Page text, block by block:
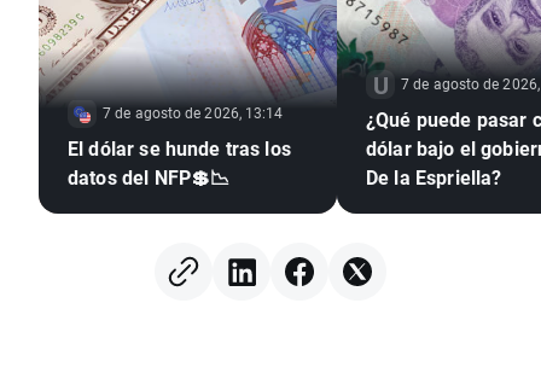
7 de agosto de 2026, 13:14
El dólar se hunde tras los
datos del NFP💲📉
7 de agosto de
¿Qué puede pasar
dólar bajo el
De la Espriella?